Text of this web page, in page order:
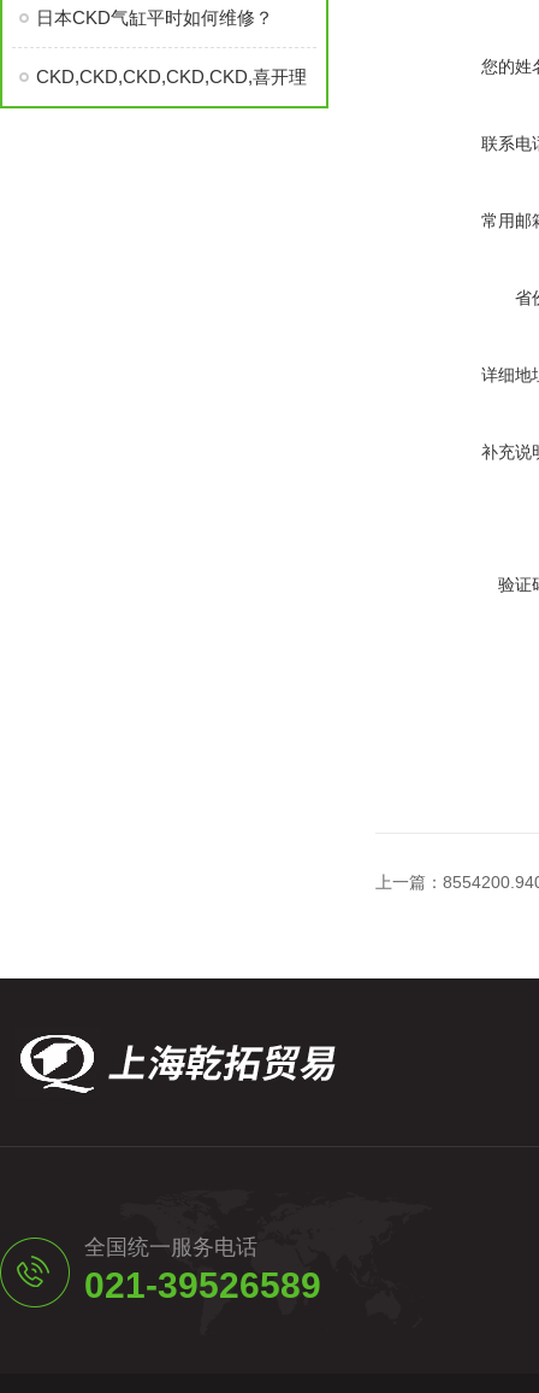
日本CKD气缸平时如何维修？
CKD,CKD,CKD,CKD,CKD,喜开理 您的姓
联系电
常用邮
省
详细地
补充说
验证
上一篇：
全国统一服务电话
021-39526589